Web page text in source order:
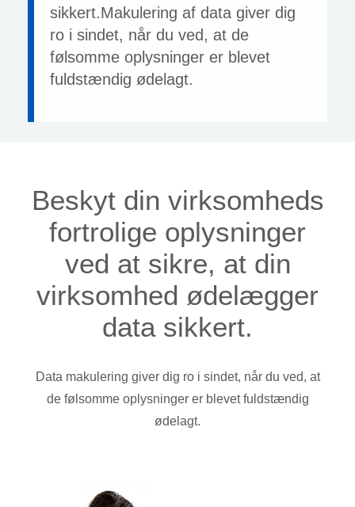
sikkert.Makulering af data giver dig
ro i sindet, når du ved, at de
følsomme oplysninger er blevet
fuldstændig ødelagt.
Beskyt din virksomheds
fortrolige oplysninger
ved at sikre, at din
virksomhed ødelægger
data sikkert.
Data makulering giver dig ro i sindet, når du ved, at
de følsomme oplysninger er blevet fuldstændig
ødelagt.